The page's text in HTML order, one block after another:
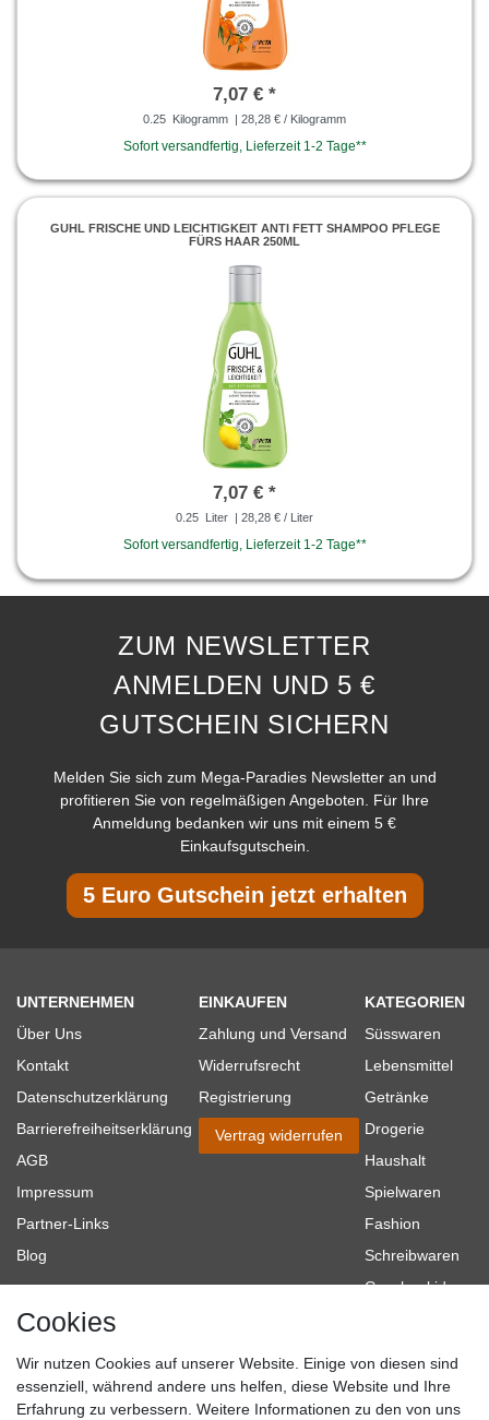
7,07 € *
0.25 Kilogramm | 28,28 € / Kilogramm
Sofort versandfertig, Lieferzeit 1-2 Tage**
GUHL FRISCHE UND LEICHTIGKEIT ANTI FETT SHAMPOO PFLEGE
FÜRS HAAR 250ML
7,07 € *
0.25 Liter | 28,28 € / Liter
Sofort versandfertig, Lieferzeit 1-2 Tage**
ZUM NEWSLETTER
ANMELDEN UND 5 €
GUTSCHEIN SICHERN
Melden Sie sich zum Mega-Paradies Newsletter an und
profitieren Sie von regelmäßigen Angeboten. Für Ihre
Anmeldung bedanken wir uns mit einem 5 €
Einkaufsgutschein.
5 Euro Gutschein jetzt erhalten
UNTERNEHMEN
Über Uns
Kontakt
Datenschutzerklärung
Barrierefreiheitserklärung
AGB
Impressum
Partner-Links
Blog
EINKAUFEN
Zahlung und Versand
Widerrufsrecht
Registrierung
Vertrag widerrufen
KATEGORIEN
Süsswaren
Lebensmittel
Getränke
Drogerie
Haushalt
Spielwaren
Fashion
Schreibwaren
Geschenkideen
Topmarken
Cookies
Wir nutzen Cookies auf unserer Website. Einige von diesen sind
essenziell, während andere uns helfen, diese Website und Ihre
Erfahrung zu verbessern. Weitere Informationen zu den von uns